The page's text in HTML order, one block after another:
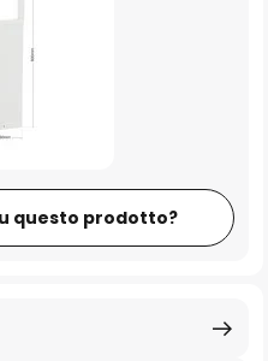
questo prodotto?